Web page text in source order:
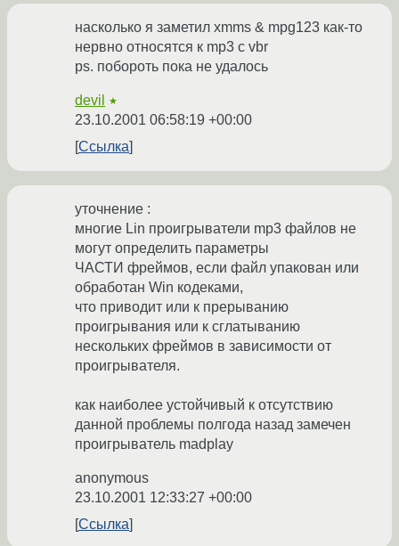
насколько я заметил xmms & mpg123 как-то
нервно относятся к mp3 с vbr
ps. побороть пока не удалось
devil ★
23.10.2001 06:58:19 +00:00
Ссылка
уточнение :
многие Lin проигрыватели mp3 файлов не
могут определить параметры
ЧАСТИ фреймов, если файл упакован или
обработан Win кодеками,
что приводит или к прерыванию
проигрывания или к сглатыванию
нескольких фреймов в зависимости от
проигрывателя.
как наиболее устойчивый к отсутствию
данной проблемы полгода назад замечен
проигрыватель madplay
anonymous
23.10.2001 12:33:27 +00:00
Ссылка